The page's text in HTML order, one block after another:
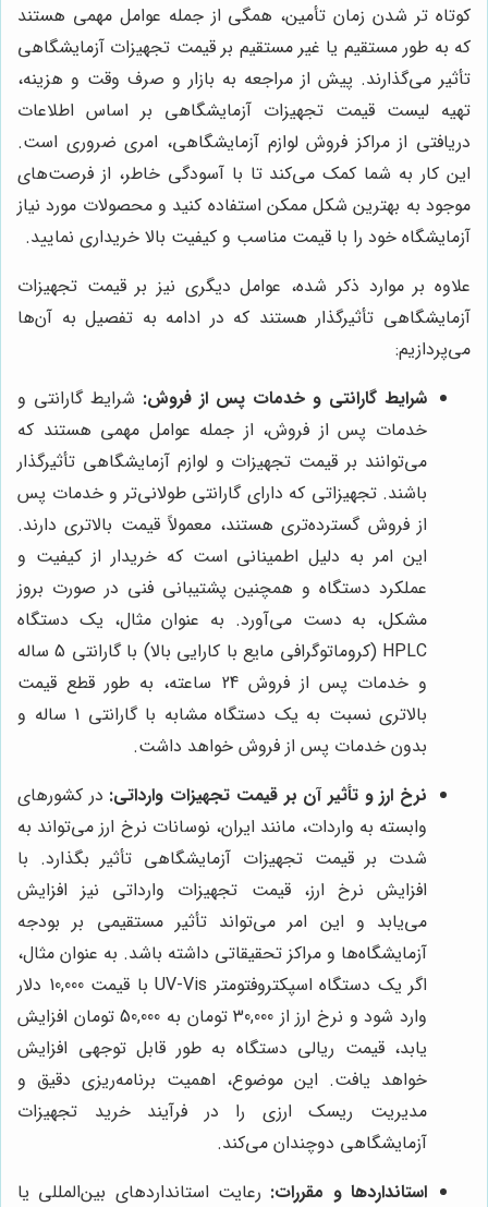
کوتاه تر شدن زمان تأمین، همگی از جمله عوامل مهمی هستند
که به طور مستقیم یا غیر مستقیم بر قیمت تجهیزات آزمایشگاهی
تأثیر می‌گذارند. پیش از مراجعه به بازار و صرف وقت و هزینه،
تهیه لیست قیمت تجهیزات آزمایشگاهی بر اساس اطلاعات
دریافتی از مراکز فروش لوازم آزمایشگاهی، امری ضروری است.
این کار به شما کمک می‌کند تا با آسودگی خاطر، از فرصت‌های
موجود به بهترین شکل ممکن استفاده کنید و محصولات مورد نیاز
آزمایشگاه خود را با قیمت مناسب و کیفیت بالا خریداری نمایید.
علاوه بر موارد ذکر شده، عوامل دیگری نیز بر قیمت تجهیزات
آزمایشگاهی تأثیرگذار هستند که در ادامه به تفصیل به آن‌ها
می‌پردازیم:
شرایط گارانتی و خدمات پس از فروش: شرایط گارانتی و
خدمات پس از فروش، از جمله عوامل مهمی هستند که
می‌توانند بر قیمت تجهیزات و لوازم آزمایشگاهی تأثیرگذار
باشند. تجهیزاتی که دارای گارانتی طولانی‌تر و خدمات پس
از فروش گسترده‌تری هستند، معمولاً قیمت بالاتری دارند.
این امر به دلیل اطمینانی است که خریدار از کیفیت و
عملکرد دستگاه و همچنین پشتیبانی فنی در صورت بروز
مشکل، به دست می‌آورد. به عنوان مثال، یک دستگاه
HPLC (کروماتوگرافی مایع با کارایی بالا) با گارانتی 5 ساله
و خدمات پس از فروش 24 ساعته، به طور قطع قیمت
بالاتری نسبت به یک دستگاه مشابه با گارانتی 1 ساله و
بدون خدمات پس از فروش خواهد داشت.
نرخ ارز و تأثیر آن بر قیمت تجهیزات وارداتی: در کشورهای
وابسته به واردات، مانند ایران، نوسانات نرخ ارز می‌تواند به
شدت بر قیمت تجهیزات آزمایشگاهی تأثیر بگذارد. با
افزایش نرخ ارز، قیمت تجهیزات وارداتی نیز افزایش
می‌یابد و این امر می‌تواند تأثیر مستقیمی بر بودجه
آزمایشگاه‌ها و مراکز تحقیقاتی داشته باشد. به عنوان مثال،
اگر یک دستگاه اسپکتروفتومتر UV-Vis با قیمت 10,000 دلار
وارد شود و نرخ ارز از 30,000 تومان به 50,000 تومان افزایش
یابد، قیمت ریالی دستگاه به طور قابل توجهی افزایش
خواهد یافت. این موضوع، اهمیت برنامه‌ریزی دقیق و
مدیریت ریسک ارزی را در فرآیند خرید تجهیزات
آزمایشگاهی دوچندان می‌کند.
استانداردها و مقررات: رعایت استانداردهای بین‌المللی یا